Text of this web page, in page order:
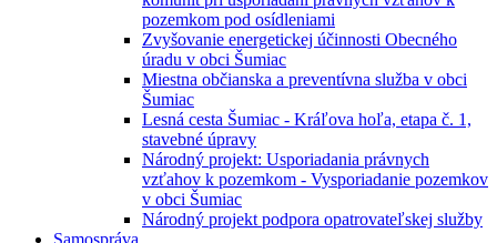
pozemkom pod osídleniami
Zvyšovanie energetickej účinnosti Obecného
úradu v obci Šumiac
Miestna občianska a preventívna služba v obci
Šumiac
Lesná cesta Šumiac - Kráľova hoľa, etapa č. 1,
stavebné úpravy
Národný projekt: Usporiadania právnych
vzťahov k pozemkom - Vysporiadanie pozemkov
v obci Šumiac
Národný projekt podpora opatrovateľskej služby
Samospráva